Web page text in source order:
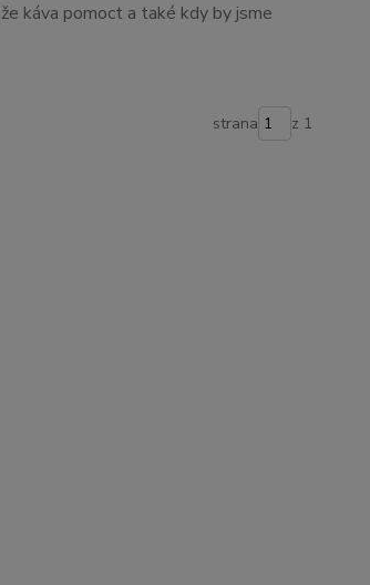
káva pomoct a také kdy by jsme
strana z 1